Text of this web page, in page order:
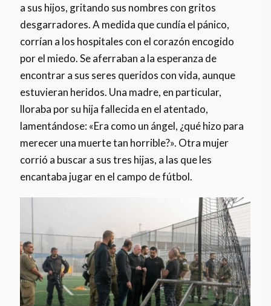
a sus hijos, gritando sus nombres con gritos
desgarradores. A medida que cundía el pánico,
corrían a los hospitales con el corazón encogido
por el miedo. Se aferraban a la esperanza de
encontrar a sus seres queridos con vida, aunque
estuvieran heridos. Una madre, en particular,
lloraba por su hija fallecida en el atentado,
lamentándose: «Era como un ángel, ¿qué hizo para
merecer una muerte tan horrible?». Otra mujer
corrió a buscar a sus tres hijas, a las que les
encantaba jugar en el campo de fútbol.